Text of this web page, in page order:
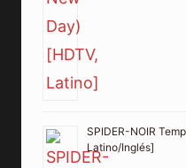
SPIDER-NOIR
Latino/Inglés]